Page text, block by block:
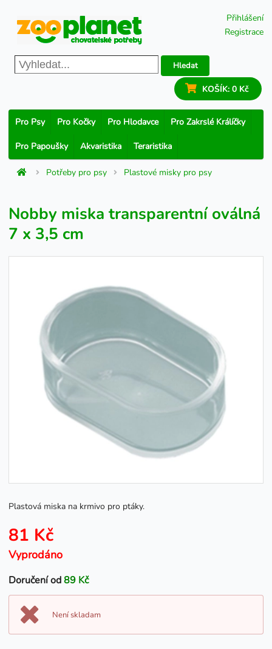
Přihlášení
Registrace
Hledat
KOŠÍK: 0 Kč
Pro Psy Pro Kočky Pro Hlodavce Pro Zakrslé Králíčky
Pro Papoušky Akvaristika Teraristika
Potřeby pro psy Plastové misky pro psy
Nobby miska transparentní oválná
7 x 3,5 cm
Plastová miska na krmivo pro ptáky.
81 Kč
Vyprodáno
Doručení od89 Kč
Není skladam